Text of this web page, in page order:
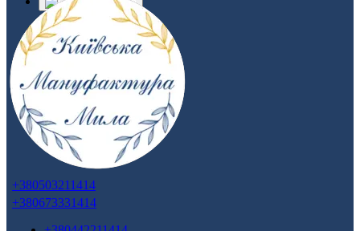
Закладки (0)
Порівняння товарів (0)
Зв'язатися з нами
Авторизація
Реєстрація
+380503211414
+380673331414